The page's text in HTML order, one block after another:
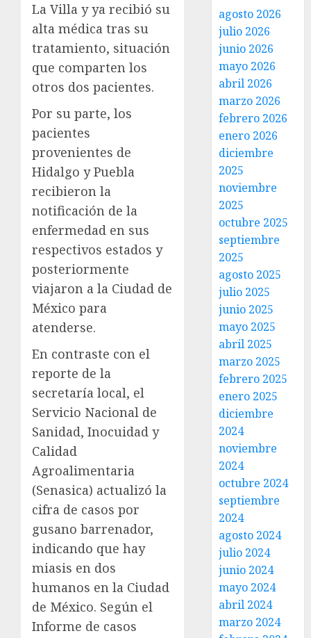
La Villa y ya recibió su
alta médica tras su
tratamiento, situación
que comparten los
otros dos pacientes.
Por su parte, los
pacientes
provenientes de
Hidalgo y Puebla
recibieron la
notificación de la
enfermedad en sus
respectivos estados y
posteriormente
viajaron a la Ciudad de
México para
atenderse.
En contraste con el
reporte de la
secretaría local, el
Servicio Nacional de
Sanidad, Inocuidad y
Calidad
Agroalimentaria
(Senasica) actualizó la
cifra de casos por
gusano barrenador,
indicando que hay
miasis en dos
humanos en la Ciudad
de México. Según el
Informe de casos
agosto 2026
julio 2026
junio 2026
mayo 2026
abril 2026
marzo 2026
febrero 2026
enero 2026
diciembre
2025
noviembre
2025
octubre 2025
septiembre
2025
agosto 2025
julio 2025
junio 2025
mayo 2025
abril 2025
marzo 2025
febrero 2025
enero 2025
diciembre
2024
noviembre
2024
octubre 2024
septiembre
2024
agosto 2024
julio 2024
junio 2024
mayo 2024
abril 2024
marzo 2024